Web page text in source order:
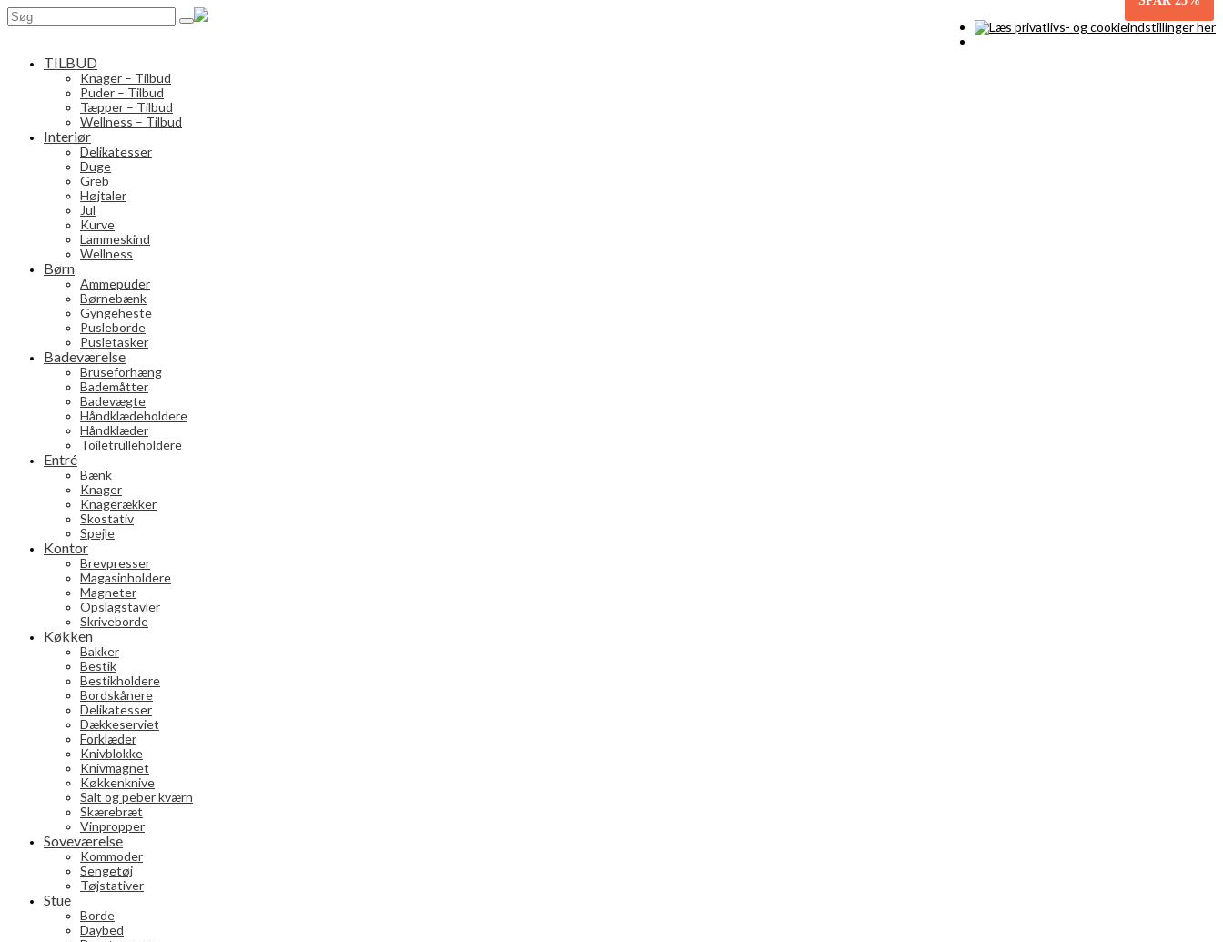
Search
for:
TILBUD
Knager – Tilbud
Puder – Tilbud
Tæpper – Tilbud
Wellness – Tilbud
Interiør
Delikatesser
Duge
Greb
Højtaler
Jul
Kurve
Lammeskind
Wellness
Børn
Ammepuder
Børnebænk
Gyngeheste
Pusleborde
Pusletasker
Badeværelse
Bruseforhæng
Bademåtter
Badevægte
Håndklædeholdere
Håndklæder
Toiletrulleholdere
Entré
Bænk
Knager
Knagerækker
Skostativ
Spejle
Kontor
Brevpresser
Magasinholdere
Magneter
Opslagstavler
Skriveborde
Køkken
Bakker
Bestik
Bestikholdere
Bordskånere
Delikatesser
Dækkeserviet
Forklæder
Knivblokke
Knivmagnet
Køkkenknive
Salt og peber kværn
Skærebræt
Vinpropper
Soveværelse
Kommoder
Sengetøj
Tøjstativer
Stue
Borde
Daybed